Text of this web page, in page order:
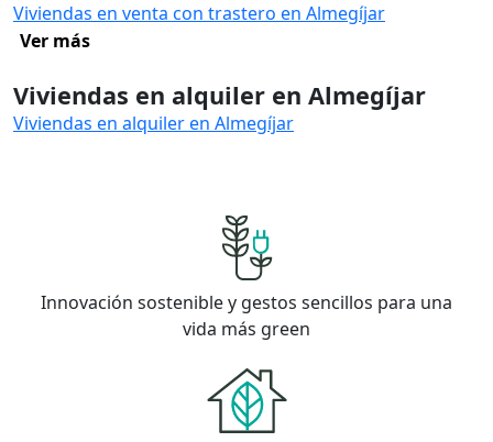
Viviendas en venta con trastero en Almegíjar
Ver más
Viviendas en alquiler en Almegíjar
Viviendas en alquiler en Almegíjar
Innovación sostenible y gestos sencillos para una
vida más green